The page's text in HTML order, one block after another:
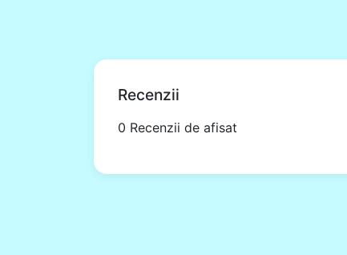
Recenzii
0 Recenzii de afisat